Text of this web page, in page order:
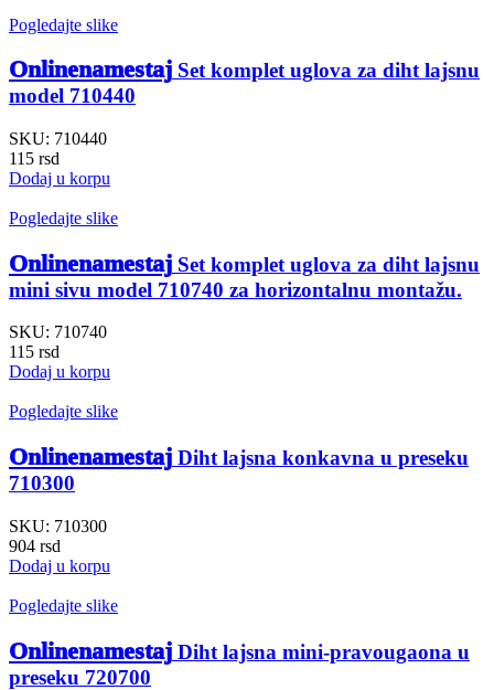
Pogledajte slike
Onlinenamestaj Set komplet uglova za diht lajsnu
model 710440
SKU: 710440
115 rsd
Dodaj u korpu
Pogledajte slike
Onlinenamestaj Set komplet uglova za diht lajsnu
mini sivu model 710740 za horizontalnu montažu.
SKU: 710740
115 rsd
Dodaj u korpu
Pogledajte slike
Onlinenamestaj Diht lajsna konkavna u preseku
710300
SKU: 710300
904 rsd
Dodaj u korpu
Pogledajte slike
Onlinenamestaj Diht lajsna mini-pravougaona u
preseku 720700